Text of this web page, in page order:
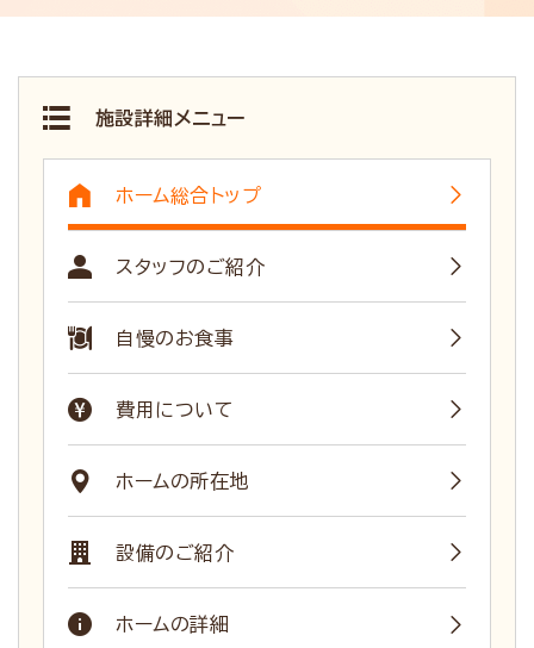
施設詳細メニュー
ホーム総合トップ
スタッフのご紹介
自慢のお食事
費用について
ホームの所在地
設備のご紹介
ホームの詳細